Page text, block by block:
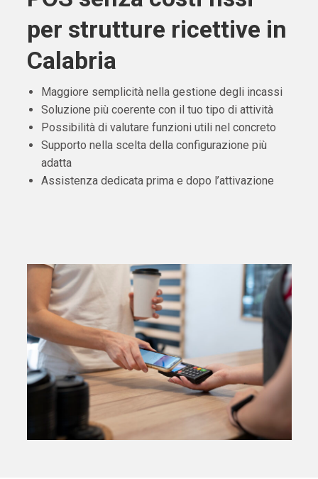
per strutture ricettive in
Calabria
Maggiore semplicità nella gestione degli incassi
Soluzione più coerente con il tuo tipo di attività
Possibilità di valutare funzioni utili nel concreto
Supporto nella scelta della configurazione più
adatta
Assistenza dedicata prima e dopo l’attivazione